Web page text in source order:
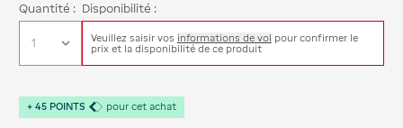
Quantité : Disponibilité :
Veuillez saisir vos informations de vol pour confirmer le
prix et la disponibilité de ce produit
+ 45 POINTS pour cet achat